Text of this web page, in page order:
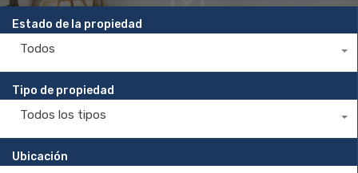
Estado de la propiedad
Todos
Tipo de propiedad
Todos los tipos
Ubicación